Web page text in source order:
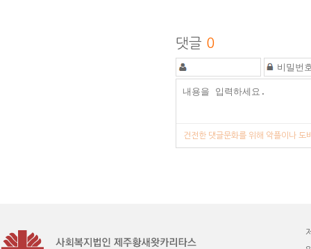
댓글 0
건전한 댓글문화를 위해 악플이나 도